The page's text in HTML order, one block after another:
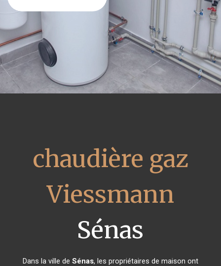
chaudière gaz
Viessmann
Sénas
Dans la ville de Sénas, les propriétaires de maison ont